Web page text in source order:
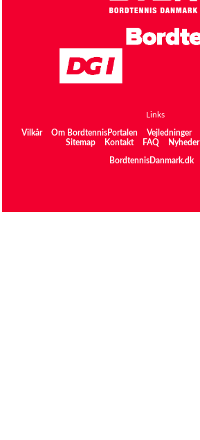
Links
Vilkår Om BordtennisPortalen Vejledninger
Sitemap
Kontakt FAQ Nyheder
BordtennisDanmark.dk